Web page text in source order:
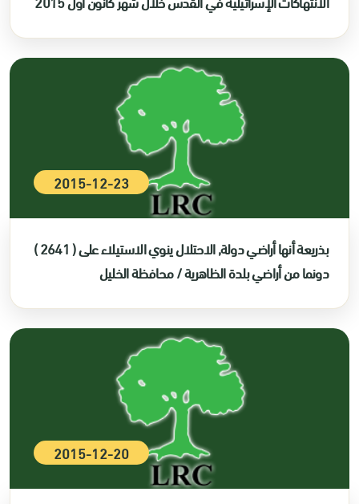
2015-12-23
بذريعة أنها أراضي دولة, الاحتلال ينوي الاستيلاء على ( 2641 )
دونما من أراضي بلدة الظاهرية / محافظة الخليل
2015-12-20